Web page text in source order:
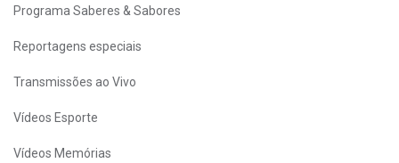
Programa Saberes & Sabores
Reportagens especiais
Transmissões ao Vivo
Vídeos Esporte
Vídeos Memórias